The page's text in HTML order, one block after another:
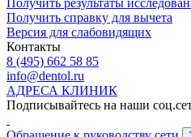
Получить справку для вычета
Версия для слабовидящих
Контакты
8 (495) 662 58 85
info@dentol.ru
АДРЕСА КЛИНИК
Подписывайтесь на наши